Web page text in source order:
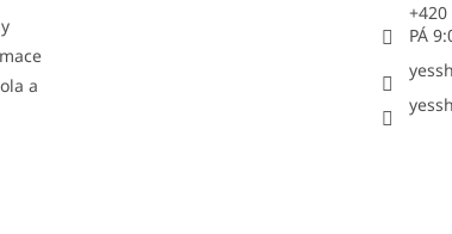
a
+420
PÁ